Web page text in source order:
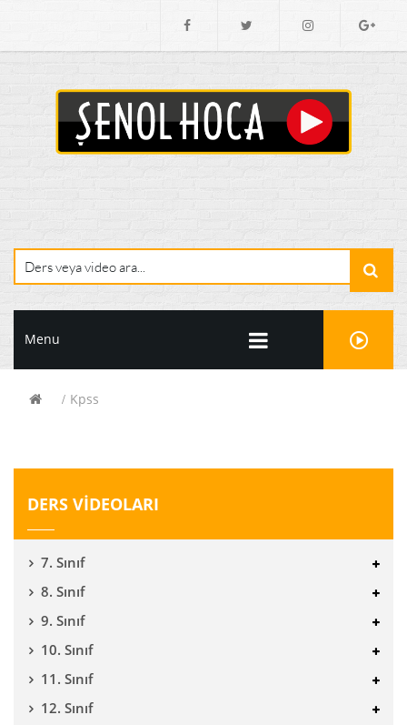
Menu
Kpss
DERS VİDEOLARI
7. Sınıf
8. Sınıf
9. Sınıf
10. Sınıf
11. Sınıf
12. Sınıf